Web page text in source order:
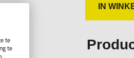
De
calibreer-
IN
te
te